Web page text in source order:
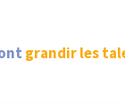
grandir les